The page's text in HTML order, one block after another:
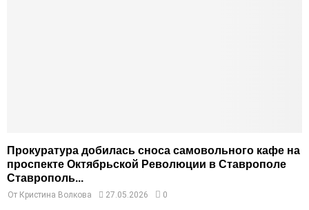
Прокуратура добилась сноса самовольного кафе на
проспекте Октябрьской Революции в Ставрополе
Ставрополь...
От Кристина Волкова 27.05.2026 0